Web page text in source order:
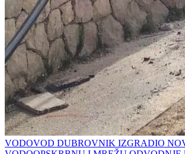
VODOVOD DUBROVNIK IZGRADIO